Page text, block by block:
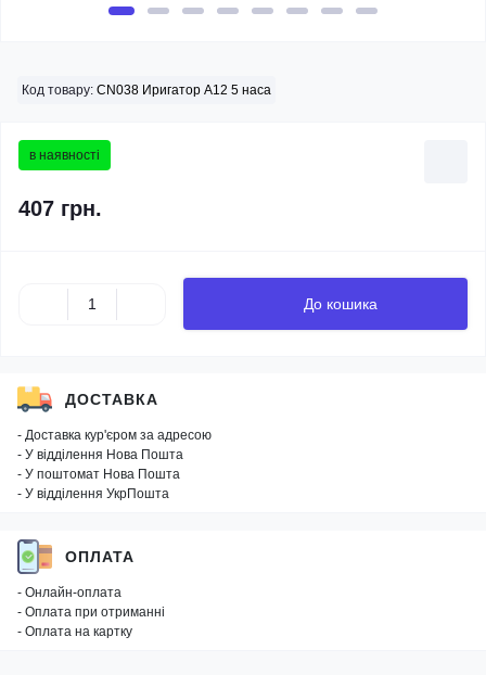
Код товару: CN038 Иригатор А12 5 наса
в наявності
407 грн.
До кошика
ДОСТАВКА
- Доставка кур'єром за адресою
- У відділення Нова Пошта
- У поштомат Нова Пошта
- У відділення УкрПошта
ОПЛАТА
- Онлайн-оплата
- Оплата при отриманні
- Оплата на картку